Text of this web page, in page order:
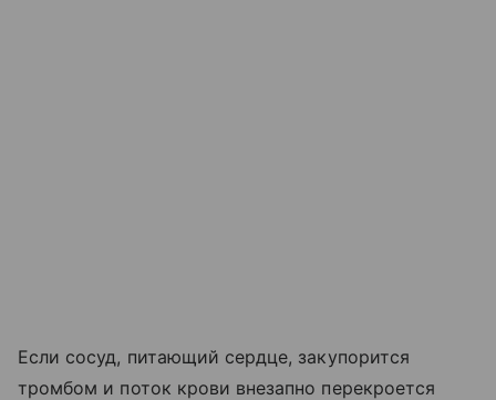
Если сосуд, питающий сердце, закупорится
тромбом и поток крови внезапно перекроется